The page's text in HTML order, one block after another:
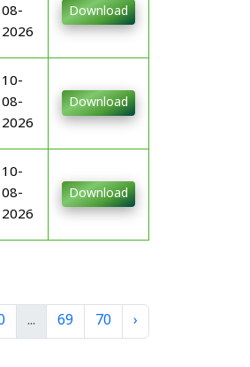
08-
2026
Download
10-
08-
2026
Download
10-
08-
2026
Download
... 69 70 ›